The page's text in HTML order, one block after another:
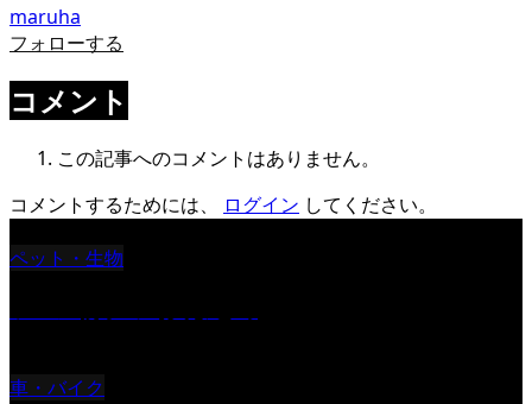
maruha
フォローする
コメント
この記事へのコメントはありません。
コメントするためには、
ログイン してください。
ペット・生物
車・バイク